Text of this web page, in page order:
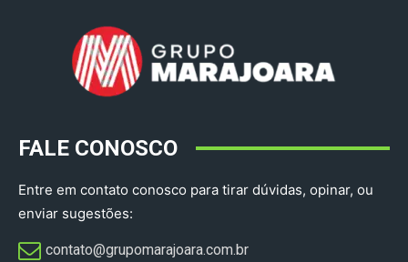
FALE CONOSCO
Entre em contato conosco para tirar dúvidas, opinar, ou
enviar sugestões:
contato@grupomarajoara.com.br